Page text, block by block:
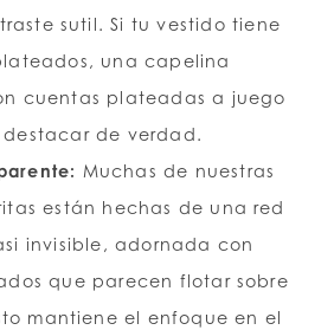
sutil. Si tu vestido tiene
una capelina
cuentas plateadas a juego
de verdad.
Muchas de nuestras
están hechas de una red
invisible, adornada con
que parecen flotar sobre
mantiene el enfoque en el